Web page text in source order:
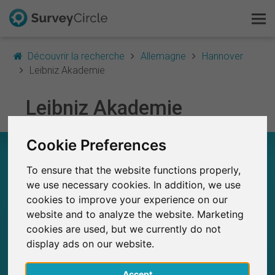
Cookie Preferences
To ensure that the website functions properly,
we use necessary cookies. In addition, we use
cookies to improve your experience on our
website and to analyze the website. Marketing
cookies are used, but we currently do not
display ads on our website.
Découvrir la recherche Allemagne
Hannover
Leibniz Akademie
Leibniz Akademie
LEIBNIZ AKADEMIE – EN UN COUP D'ŒIL
0
Études publiées jusqu'à présent sur
SurveyCircle
0
Études récemment publiées sur
SurveyCircle
Explorer la recherche
FAQ
S'inscrire gratuitement
S'inscrire